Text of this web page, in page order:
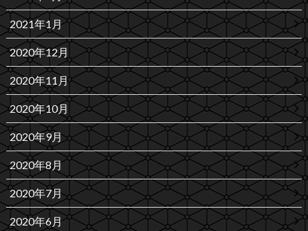
2021年1月
2020年12月
2020年11月
2020年10月
2020年9月
2020年8月
2020年7月
2020年6月